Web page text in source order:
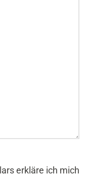
erkläre ich mich